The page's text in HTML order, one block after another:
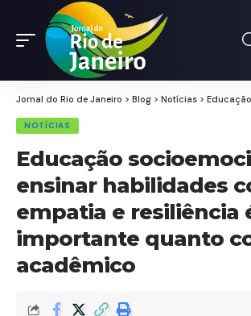
Jornal do Rio de Janeiro > Blog > Notícias > Educação socioemocional: ensinar
NOTÍCIAS
Educação
ensinar habilidades
empatia e resiliência
importante quanto
acadêmico